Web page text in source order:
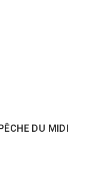
DU MIDI